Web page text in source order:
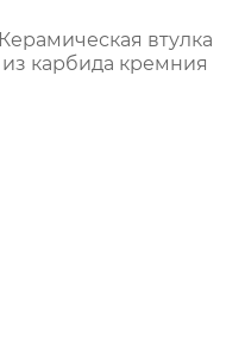
Керамическая втулка
из карбида кремния